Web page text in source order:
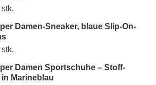
stk.
Damen-Sneaker, blaue Slip-On-
stk.
Damen Sportschuhe – Stoff-
Marineblau